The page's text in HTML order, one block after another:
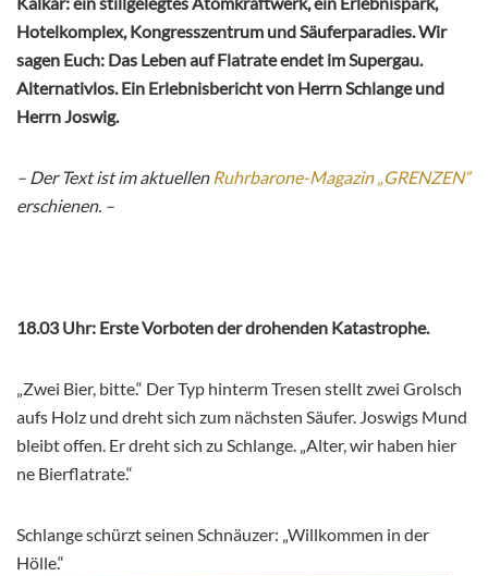
Hotelkomplex, Kongresszentrum und Säuferparadies. Wir
sagen Euch: Das Leben auf Flatrate endet im Supergau.
Alternativlos. Ein Erlebnisbericht von Herrn Schlange und
Herrn Joswig.
– Der Text ist im aktuellen Ruhrbarone-Magazin „GRENZEN“
erschienen. –
18.03 Uhr: Erste Vorboten der drohenden Katastrophe.
„Zwei Bier, bitte.“ Der Typ hinterm Tresen stellt zwei Grolsch
aufs Holz und dreht sich zum nächsten Säufer. Joswigs Mund
bleibt offen. Er dreht sich zu Schlange. „Alter, wir haben hier
ne Bierflatrate.“
Schlange schürzt seinen Schnäuzer: „Willkommen in der
Hölle.“